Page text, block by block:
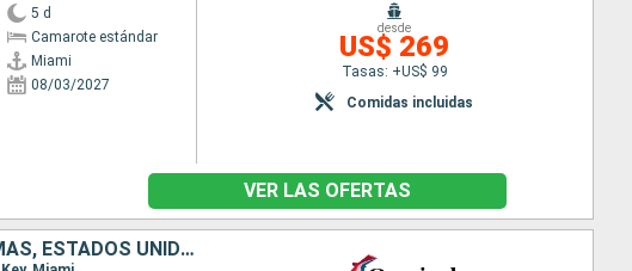
5 d
Camarote estándar
Miami
08/03/2027
desde
US$ 269
Tasas: +US$ 99
Comidas incluidas
VER LAS OFERTAS
DOMINICA, GRENADA, BARBADOS, ANTIGUA Y BARBUDA, BAHAMAS, ESTADOS UNIDOS